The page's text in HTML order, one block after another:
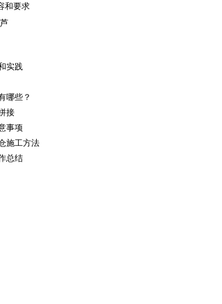
和要求
实践
哪些？
接
事项
施工方法
总结